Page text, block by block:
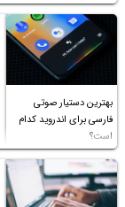
بهترین دستیار صوتی
فارسی برای اندروید کدام
است؟